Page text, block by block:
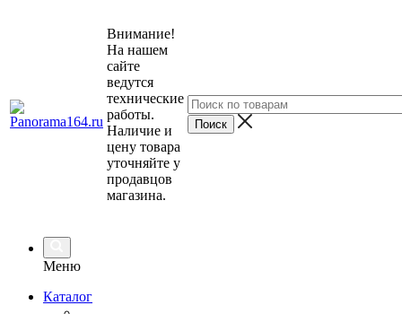
Внимание!
На нашем
сайте
ведутся
технические
работы.
Наличие и
цену товара
уточняйте у
продавцов
магазина.
Меню
Каталог